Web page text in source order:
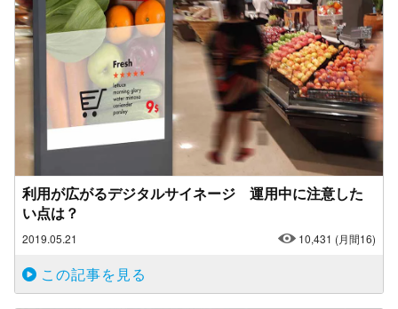
利用が広がるデジタルサイネージ 運用中に注意した
い点は？
2019.05.21 10,431 (月間16)
この記事を見る